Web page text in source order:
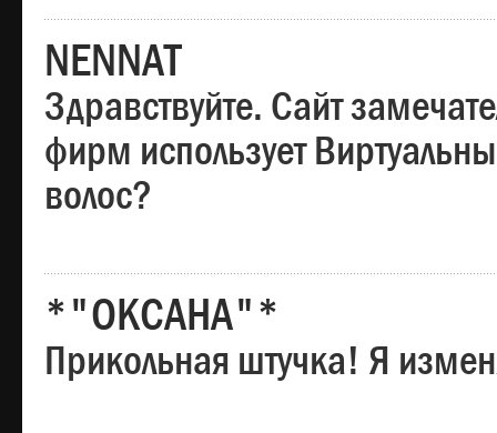
NENNAT
Здравствуйте. Сайт
фирм использует
волос?
*"ОКСАНА"*
Прикольная штучка! Я